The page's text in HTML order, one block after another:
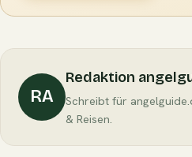
RA
Redaktion
Schreibt für
& Reisen.